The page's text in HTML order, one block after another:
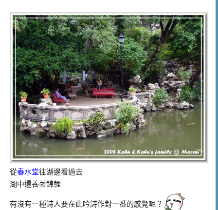
從春水堂往湖邊看過去
湖中還養著錦鯉
有沒有一種詩人要在此吟詩作對一番的感覺呢？